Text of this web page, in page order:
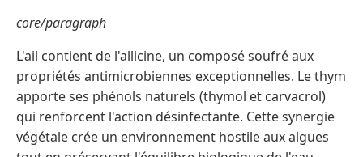
core/paragraph
L'ail contient de l'allicine, un composé soufré aux
propriétés antimicrobiennes exceptionnelles. Le thym
apporte ses phénols naturels (thymol et carvacrol)
qui renforcent l'action désinfectante. Cette synergie
végétale crée un environnement hostile aux algues